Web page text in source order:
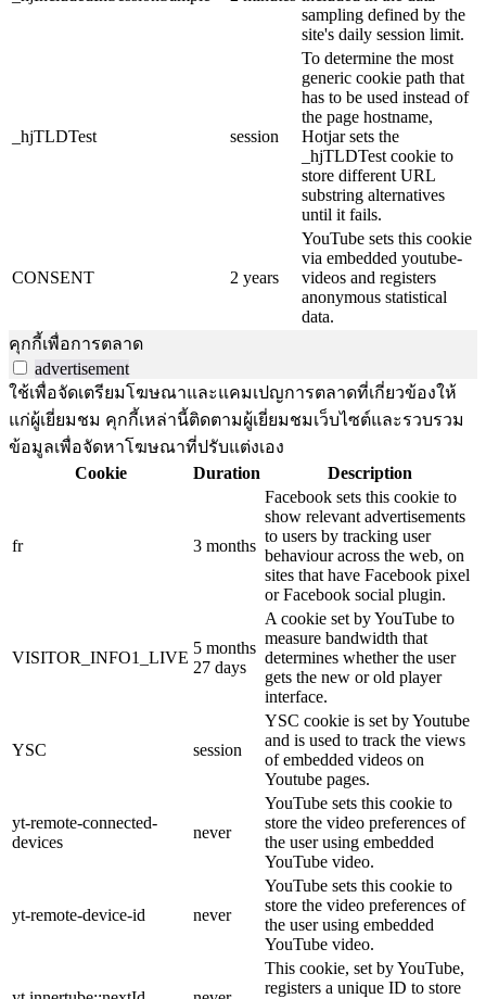
sampling defined by the
site's daily session limit.
_hjTLDTest session
To determine the most
generic cookie path that
has to be used instead of
the page hostname,
Hotjar sets the
_hjTLDTest cookie to
store different URL
substring alternatives
until it fails.
CONSENT 2 years
YouTube sets this cookie
via embedded youtube-
videos and registers
anonymous statistical
data.
คุกกี้เพื่อการตลาด
advertisement
ใช้เพื่อจัดเตรียมโฆษณาและแคมเปญการตลาดที่เกี่ยวข้องให้
แก่ผู้เยี่ยมชม คุกกี้เหล่านี้ติดตามผู้เยี่ยมชมเว็บไซต์และรวบรวม
ข้อมูลเพื่อจัดหาโฆษณาที่ปรับแต่งเอง
Cookie
Duration Description
fr 3 months
Facebook sets this cookie to
show relevant advertisements
to users by tracking user
behaviour across the web, on
sites that have Facebook pixel
or Facebook social plugin.
VISITOR_INFO1_LIVE
5 months
27 days
A cookie set by YouTube to
measure bandwidth that
determines whether the user
gets the new or old player
interface.
YSC session
YSC cookie is set by Youtube
and is used to track the views
of embedded videos on
Youtube pages.
yt-remote-connected-
devices
never
YouTube sets this cookie to
store the video preferences of
the user using embedded
YouTube video.
yt-remote-device-id never
YouTube sets this cookie to
store the video preferences of
the user using embedded
YouTube video.
This cookie, set by YouTube,
registers a unique ID to store